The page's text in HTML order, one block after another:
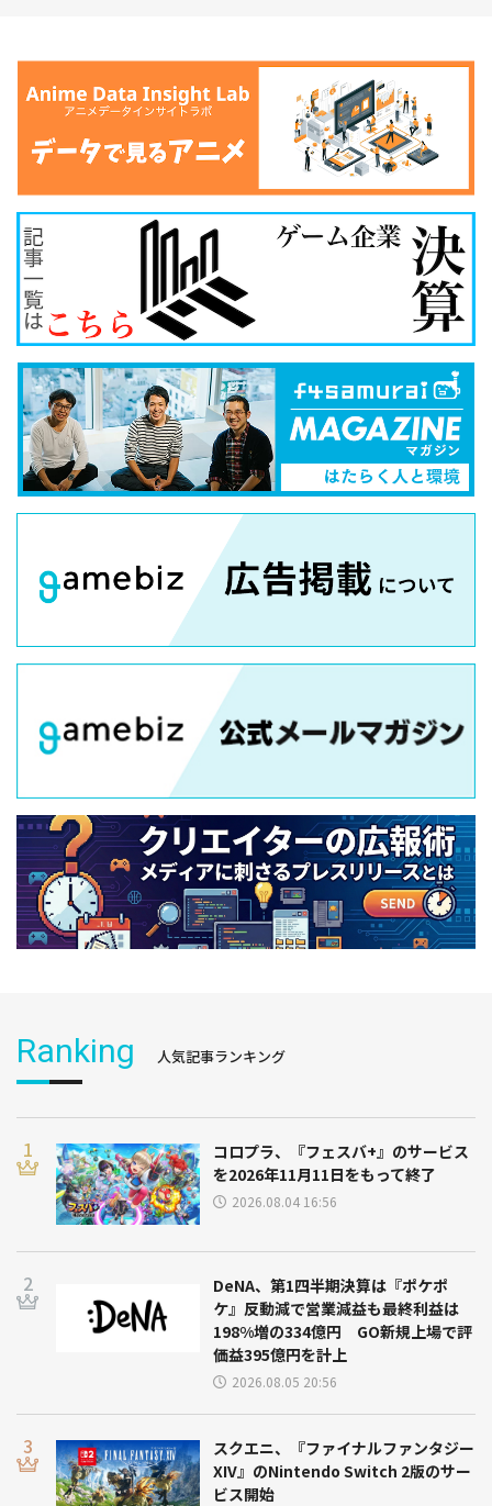
Ranking 人気記事ランキング
コロプラ、『フェスバ+』のサービス
を2026年11月11日をもって終了
2026.08.04 16:56
DeNA、第1四半期決算は『ポケポ
ケ』反動減で営業減益も最終利益は
198%増の334億円 GO新規上場で評
価益395億円を計上
2026.08.05 20:56
スクエニ、『ファイナルファンタジー
XIV』のNintendo Switch 2版のサー
ビス開始